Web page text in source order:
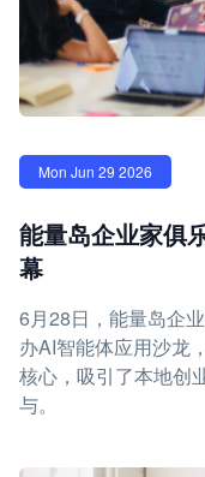
Mon Jun 29 2026
能量岛企业家俱
幕
6月28日，能量岛企
办AI智能体应用沙龙
核心，吸引了本地创
与。